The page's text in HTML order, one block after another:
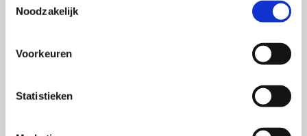
Noodzakelijk
Voorkeuren
Statistieken
Awareness?